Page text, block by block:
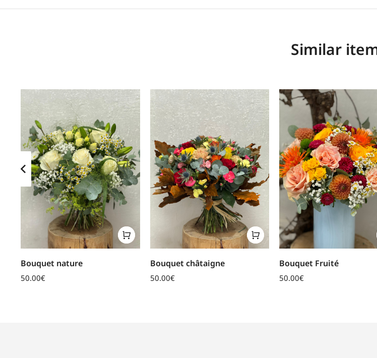
Similar
Bouquet nature
50.00€
Bouquet châtaigne
50.00€
Bouquet Fruité
50.00€